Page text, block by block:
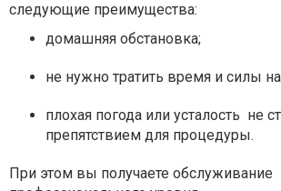
следующие преимущества:
домашняя обстановка;
не нужно тратить время и силы
плохая погода или усталость не
препятствием для процедуры.
При этом вы получаете обслуживание